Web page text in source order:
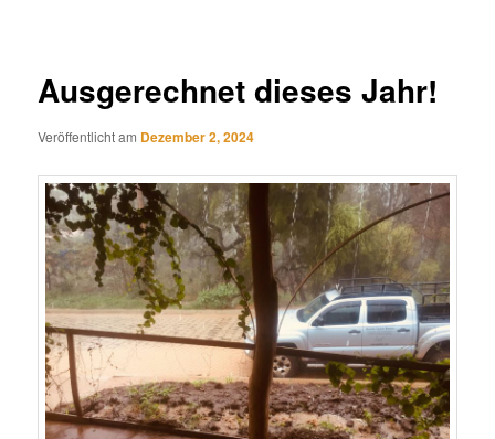
Ausgerechnet dieses Jahr!
Veröffentlicht am Dezember 2, 2024